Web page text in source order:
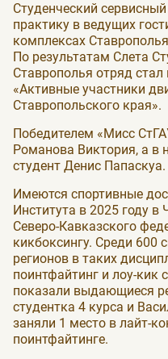
Студенческий
практику в ведущих
комплексах
По результатам Слета
Ставрополья отряд
«Активные участники
Ставропольского края».
Победителем «Мисс
Романова Виктория, а в
студент Денис Папаскуа.
Имеются спортивные
Института в 2025 году в
Северо-Кавказского
кикбоксингу. Среди 600
регионов в таких
поинтфайтинг и лоу-кик
показали выдающиеся
студентка 4 курса и
заняли 1 место в лайт-
поинтфайтинге.